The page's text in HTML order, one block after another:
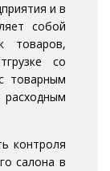
и в
собой
товаров,
со
товарным
контроля
салона в